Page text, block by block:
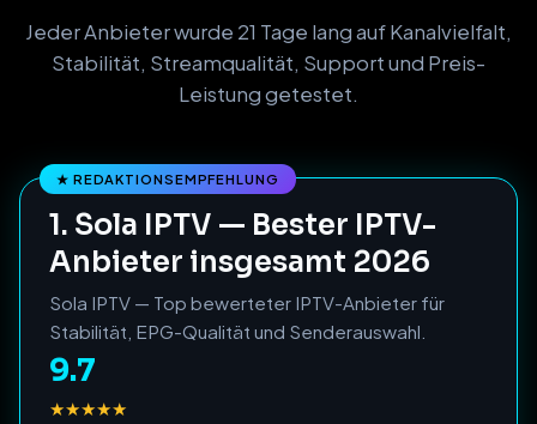
Jeder Anbieter wurde 21 Tage lang auf Kanalvielfalt,
Stabilität, Streamqualität, Support und Preis-
Leistung getestet.
1. Sola IPTV — Bester IPTV-
Anbieter insgesamt 2026
Sola IPTV — Top bewerteter IPTV-Anbieter für
Stabilität, EPG-Qualität und Senderauswahl.
9.7
★★★★★